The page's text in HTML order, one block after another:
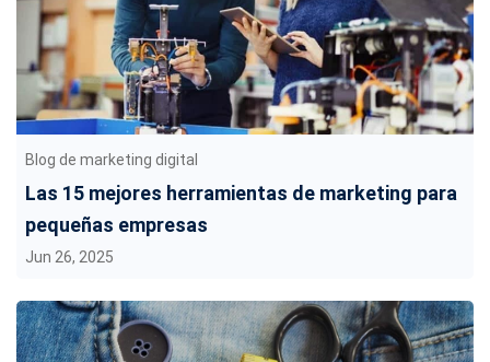
Blog de marketing digital
Las 15 mejores herramientas de marketing para
pequeñas empresas
Jun 26, 2025